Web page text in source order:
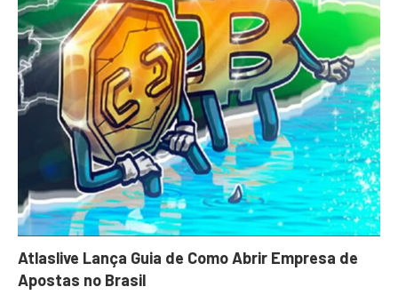
Atlaslive Lança Guia de Como Abrir Empresa de
Apostas no Brasil